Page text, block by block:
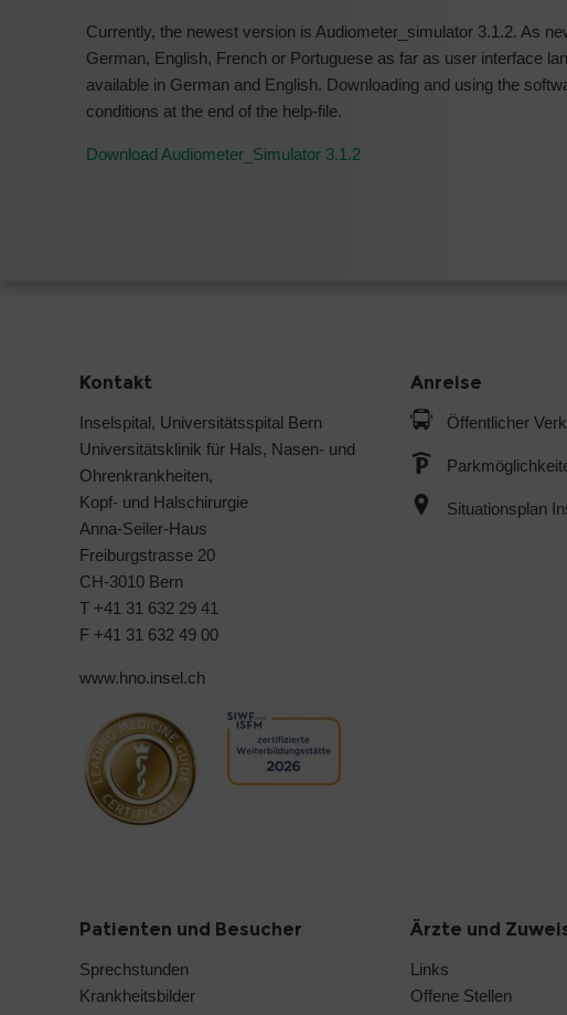
Currently, the newest version is Audiometer_simulator 3.1.2. As
German, English, French or Portuguese as far as user interface
available in German and English. Downloading and using the
conditions at the end of the help-file.
Download Audiometer_Simulator 3.1.2
Kontakt
Inselspital, Universitätsspital Bern
Universitätsklinik für Hals, Nasen- und
Ohrenkrankheiten,
Kopf- und Halschirurgie
Anna-Seiler-Haus
Freiburgstrasse 20
CH-3010 Bern
T +41 31 632 29 41
F +41 31 632 49 00
www.hno.insel.ch
Anreise
Öffentlicher
Situationsplan
Patienten und Besucher
Sprechstunden
Krankheitsbilder
Ärzte und
Links
Offene Stellen